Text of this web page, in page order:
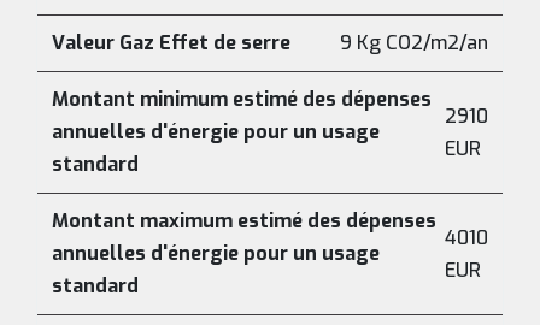
Valeur Gaz Effet de serre 9 Kg CO2/m2/an
Montant minimum estimé des dépenses
annuelles d'énergie pour un usage
standard
2910
EUR
Montant maximum estimé des dépenses
annuelles d'énergie pour un usage
standard
4010
EUR